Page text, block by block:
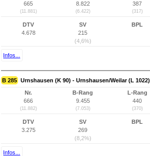
665
(11.881)
8.822
(6.422)
387
(317)
DTV
4.678
SV
215
(4,6%)
BPL
Infos...
B 285 Urnshausen (K 90) - Urnshausen/Weilar (L 1022)
Nr.
666
(11.882)
B-Rang
9.455
(7.053)
L-Rang
440
(370)
DTV
3.275
SV
269
(8,2%)
BPL
Infos...